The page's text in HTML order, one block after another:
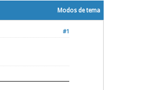
Modos de tema
#1